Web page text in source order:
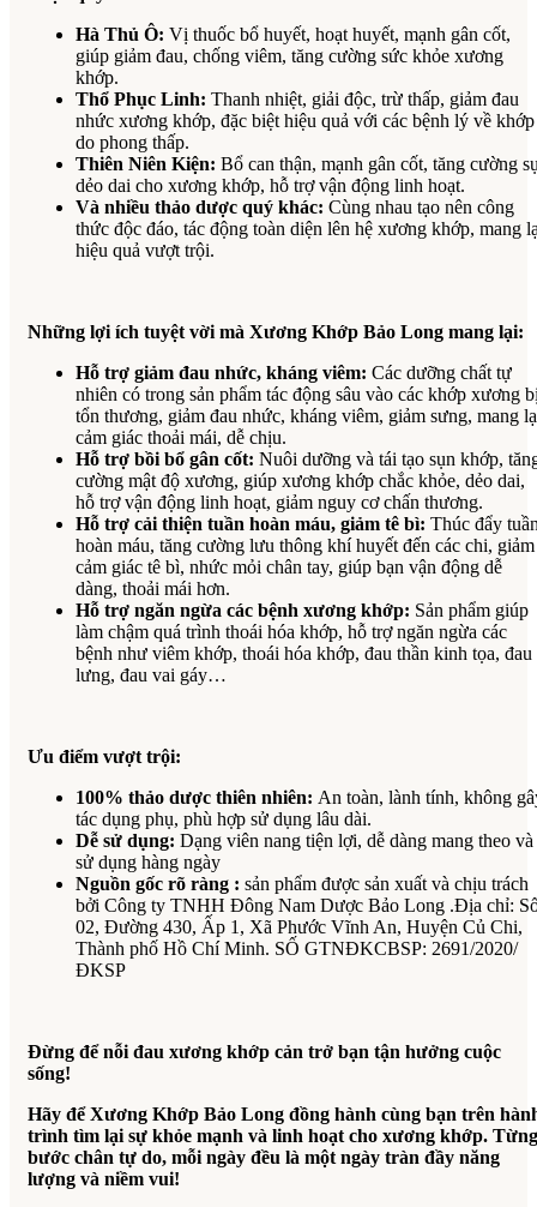
Hà Thủ Ô: Vị thuốc bổ huyết, hoạt huyết, mạnh gân cốt,
giúp giảm đau, chống viêm, tăng cường sức khỏe xương
khớp.
Thổ Phục Linh: Thanh nhiệt, giải độc, trừ thấp, giảm đau
nhức xương khớp, đặc biệt hiệu quả với các bệnh lý về khớp
do phong thấp.
Thiên Niên Kiện: Bổ can thận, mạnh gân cốt, tăng cường
dẻo dai cho xương khớp, hỗ trợ vận động linh hoạt.
Và nhiều thảo dược quý khác: Cùng nhau tạo nên công
thức độc đáo, tác động toàn diện lên hệ xương khớp, mang
hiệu quả vượt trội.
Những lợi ích tuyệt vời mà Xương Khớp Bảo Long mang lại:
Hỗ trợ giảm đau nhức, kháng viêm: Các dưỡng chất tự
nhiên có trong sản phẩm tác động sâu vào các khớp xương
tổn thương, giảm đau nhức, kháng viêm, giảm sưng, mang
cảm giác thoải mái, dễ chịu.
Hỗ trợ bồi bổ gân cốt: Nuôi dưỡng và tái tạo sụn khớp,
cường mật độ xương, giúp xương khớp chắc khỏe, dẻo dai,
hỗ trợ vận động linh hoạt, giảm nguy cơ chấn thương.
Hỗ trợ cải thiện tuần hoàn máu, giảm tê bì: Thúc đẩy
hoàn máu, tăng cường lưu thông khí huyết đến các chi, giảm
cảm giác tê bì, nhức mỏi chân tay, giúp bạn vận động dễ
dàng, thoải mái hơn.
Hỗ trợ ngăn ngừa các bệnh xương khớp: Sản phẩm giúp
làm chậm quá trình thoái hóa khớp, hỗ trợ ngăn ngừa các
bệnh như viêm khớp, thoái hóa khớp, đau thần kinh tọa, đau
lưng, đau vai gáy…
Ưu điểm vượt trội:
100% thảo dược thiên nhiên: An toàn, lành tính, không
tác dụng phụ, phù hợp sử dụng lâu dài.
Dễ sử dụng: Dạng viên nang tiện lợi, dễ dàng mang theo và
sử dụng hàng ngày
Nguồn gốc rõ ràng : sản phẩm được sản xuất và chịu trách
bởi Công ty TNHH Đông Nam Dược Bảo Long .Địa chỉ:
02, Đường 430, Ấp 1, Xã Phước Vĩnh An, Huyện Củ Chi,
Thành phố Hồ Chí Minh. SỐ GTNĐKCBSP: 2691/2020/
ĐKSP
Đừng để nỗi đau xương khớp cản trở bạn tận hưởng cuộc
sống!
Hãy để Xương Khớp Bảo Long đồng hành cùng bạn trên
trình tìm lại sự khỏe mạnh và linh hoạt cho xương khớp. Từng
bước chân tự do, mỗi ngày đều là một ngày tràn đầy năng
lượng và niềm vui!